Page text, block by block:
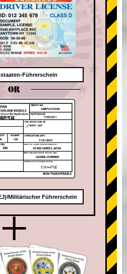
Führerschein
OR
Militärischer Führerschein
+